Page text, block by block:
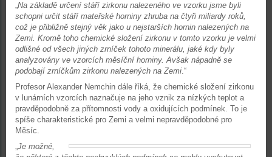
„Na základě určení stáří zirkonu nalezeného ve vzorku jsme byli
schopni určit stáří mateřské horniny zhruba na čtyři miliardy roků,
což je přibližně stejný věk jako u nejstarších hornin nalezených na
Zemi. Kromě toho chemické složení zirkonu v tomto vzorku je velmi
odlišné od všech jiných zrníček tohoto minerálu, jaké kdy byly
analyzovány ve vzorcích měsíční horniny. Avšak nápadně se
podobají zrníčkům zirkonu nalezených na Zemi.“
Profesor Alexander Nemchin dále říká, že chemické složení zirkonu
v lunárních vzorcích naznačuje na jeho vznik za nízkých teplot a
pravděpodobně za přítomnosti vody a oxidujících podmínek. To je
spíše charakteristické pro Zemi a velmi nepravděpodobné pro
Měsíc.
„Je možné,